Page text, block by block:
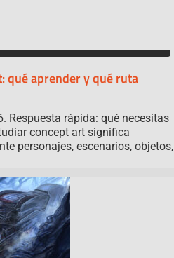
qué aprender y qué ruta
Respuesta rápida: qué necesitas
concept art significa
personajes, escenarios, objetos,